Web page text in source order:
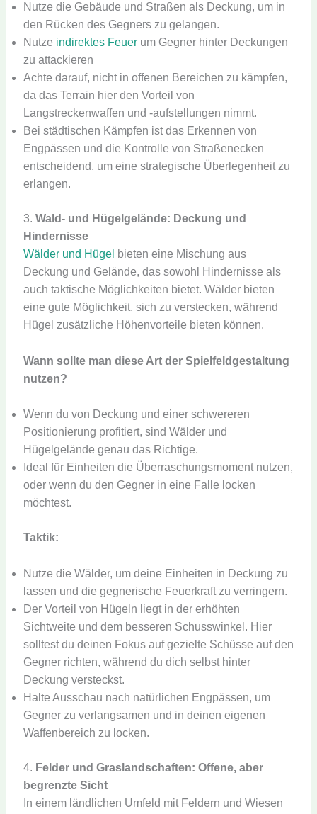
Nutze die Gebäude und Straßen als Deckung, um in
den Rücken des Gegners zu gelangen.
Nutze indirektes Feuerum Gegner hinter Deckungen
zu attackieren
Achte darauf, nicht in offenen Bereichen zu kämpfen,
da das Terrain hier den Vorteil von
Langstreckenwaffen und -aufstellungen nimmt.
Bei städtischen Kämpfen ist das Erkennen von
Engpässen und die Kontrolle von Straßenecken
entscheidend, um eine strategische Überlegenheit zu
erlangen.
3. Wald- und Hügelgelände: Deckung und
Hindernisse
Wälder und Hügel bieten eine Mischung aus
Deckung und Gelände, das sowohl Hindernisse als
auch taktische Möglichkeiten bietet. Wälder bieten
eine gute Möglichkeit, sich zu verstecken, während
Hügel zusätzliche Höhenvorteile bieten können.
Wann sollte man diese Art der Spielfeldgestaltung
nutzen?
Wenn du von Deckung und einer schwereren
Positionierung profitiert, sind Wälder und
Hügelgelände genau das Richtige.
Ideal für Einheiten die Überraschungsmoment nutzen,
oder wenn du den Gegner in eine Falle locken
möchtest.
Taktik:
Nutze die Wälder, um deine Einheiten in Deckung zu
lassen und die gegnerische Feuerkraft zu verringern.
Der Vorteil von Hügeln liegt in der erhöhten
Sichtweite und dem besseren Schusswinkel. Hier
solltest du deinen Fokus auf gezielte Schüsse auf den
Gegner richten, während du dich selbst hinter
Deckung versteckst.
Halte Ausschau nach natürlichen Engpässen, um
Gegner zu verlangsamen und in deinen eigenen
Waffenbereich zu locken.
4. Felder und Graslandschaften: Offene, aber
begrenzte Sicht
In einem ländlichen Umfeld mit Feldern und Wiesen